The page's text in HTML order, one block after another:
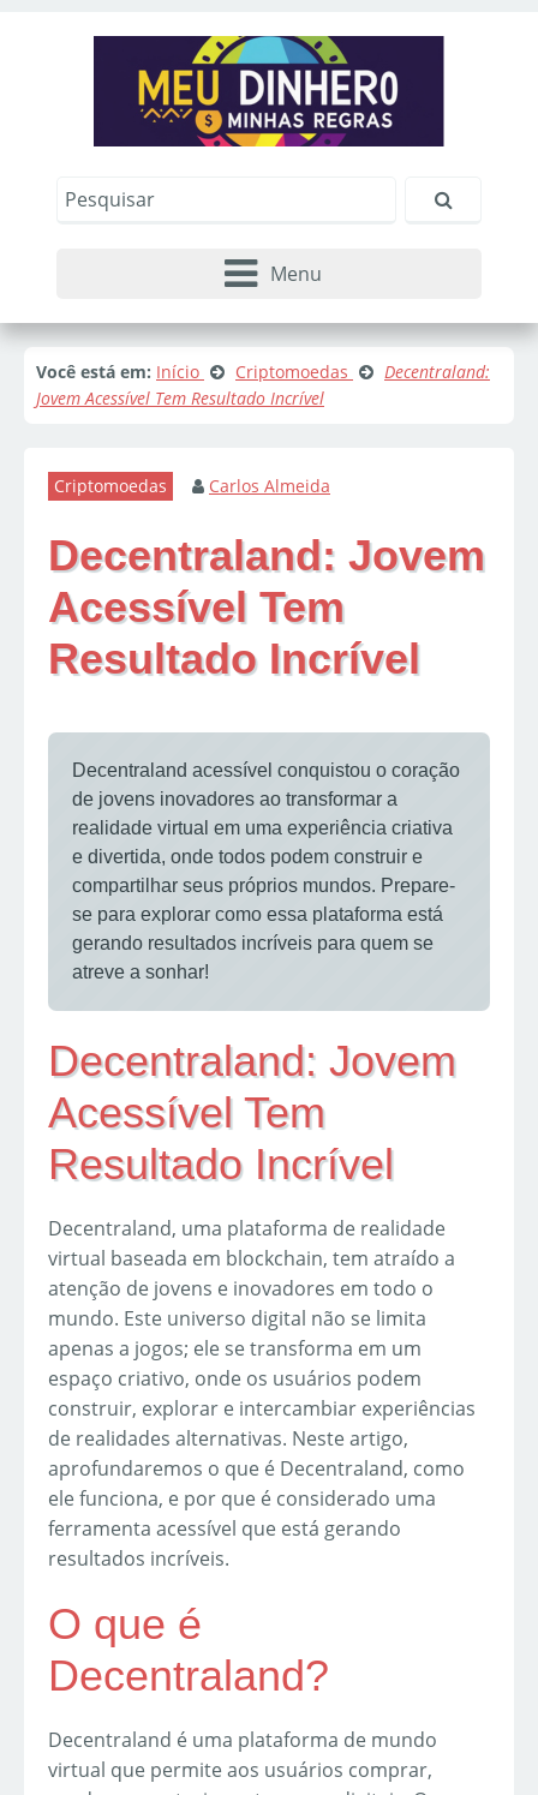
Menu
Você está em: Início Criptomoedas
Decentraland:
Jovem Acessível Tem Resultado Incrível
Criptomoedas Carlos Almeida
Decentraland: Jovem
Acessível Tem
Resultado Incrível
Decentraland acessível conquistou o coração
de jovens inovadores ao transformar a
realidade virtual em uma experiência criativa
e divertida, onde todos podem construir e
compartilhar seus próprios mundos. Prepare-
se para explorar como essa plataforma está
gerando resultados incríveis para quem se
atreve a sonhar!
Decentraland: Jovem
Acessível Tem
Resultado Incrível
Decentraland, uma plataforma de realidade
virtual baseada em blockchain, tem atraído a
atenção de jovens e inovadores em todo o
mundo. Este universo digital não se limita
apenas a jogos; ele se transforma em um
espaço criativo, onde os usuários podem
construir, explorar e intercambiar experiências
de realidades alternativas. Neste artigo,
aprofundaremos o que é Decentraland, como
ele funciona, e por que é considerado uma
ferramenta acessível que está gerando
resultados incríveis.
O que é
Decentraland?
Decentraland é uma plataforma de mundo
virtual que permite aos usuários comprar,